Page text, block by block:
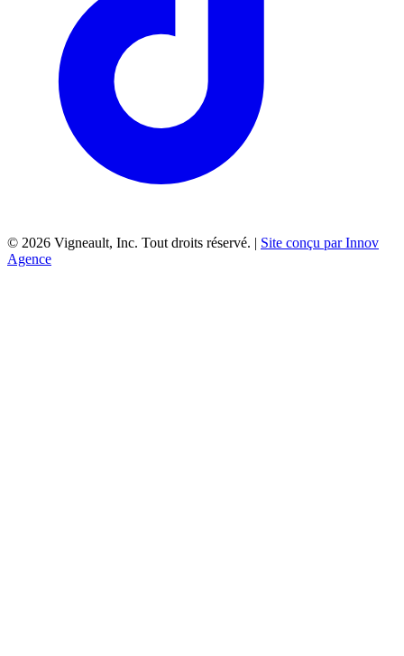
© 2026 Vigneault, Inc. Tout droits réservé. | Site conçu par Innov
Agence